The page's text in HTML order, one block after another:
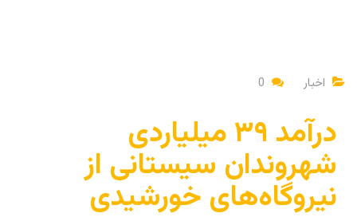
اخبار 0
درآمد ۳۹ میلیاردی
شهروندان سیستانی از
نیروگاه‌های خورشیدی